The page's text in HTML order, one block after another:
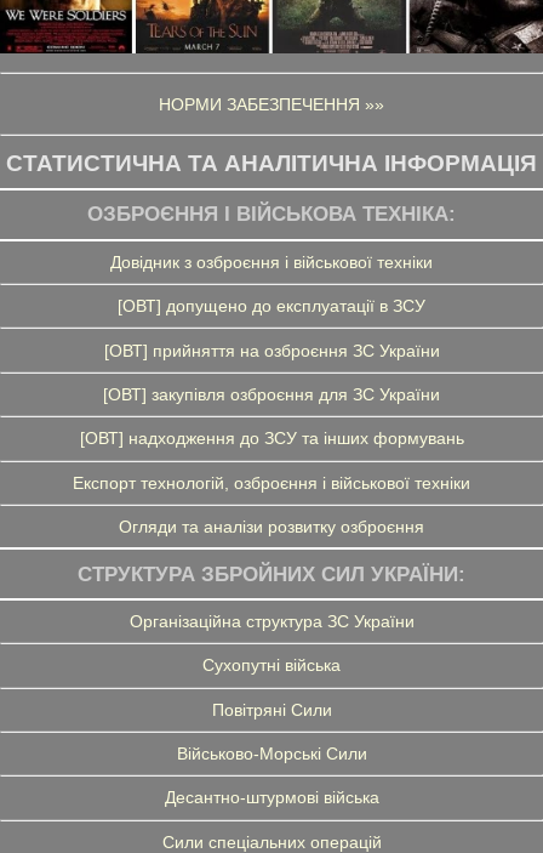
НОРМИ ЗАБЕЗПЕЧЕННЯ »»
СТАТИСТИЧНА ТА АНАЛІТИЧНА ІНФОРМАЦІЯ
ОЗБРОЄННЯ І ВІЙСЬКОВА ТЕХНІКА:
Довідник з озброєння і військової техніки
[ОВТ] допущено до експлуатації в ЗСУ
[ОВТ] прийняття на озброєння ЗС України
[ОВТ] закупівля озброєння для ЗС України
[ОВТ] надходження до ЗСУ та інших формувань
Експорт технологій, озброєння і військової техніки
Огляди та аналізи розвитку озброєння
СТРУКТУРА ЗБРОЙНИХ СИЛ УКРАЇНИ:
Організаційна структура ЗС України
Сухопутні війська
Повітряні Сили
Військово-Морські Сили
Десантно-штурмові війська
Сили спеціальних операцій